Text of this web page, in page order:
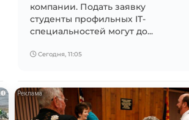
компании. Подать заявку
студенты профильных IT-
специальностей могут до...
Сегодня, 11:05
i